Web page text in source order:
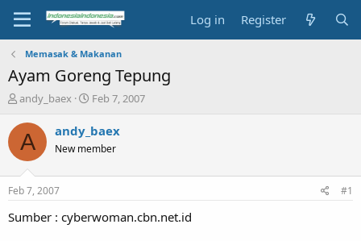
Log in Register
Memasak & Makanan
Ayam Goreng Tepung
T
r
e
a
s
t
a
andy_baex
S
a
t
e
Feb 7, 2007
A andy_baex
New member
Feb 7, 2007 #1
Sumber : cyberwoman.cbn.net.id